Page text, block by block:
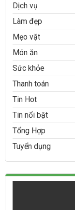
Dịch vụ
Làm đẹp
Mẹo vặt
Món ăn
Sức khỏe
Thanh toán
Tin Hot
Tin nổi bật
Tổng Hợp
Tuyển dụng